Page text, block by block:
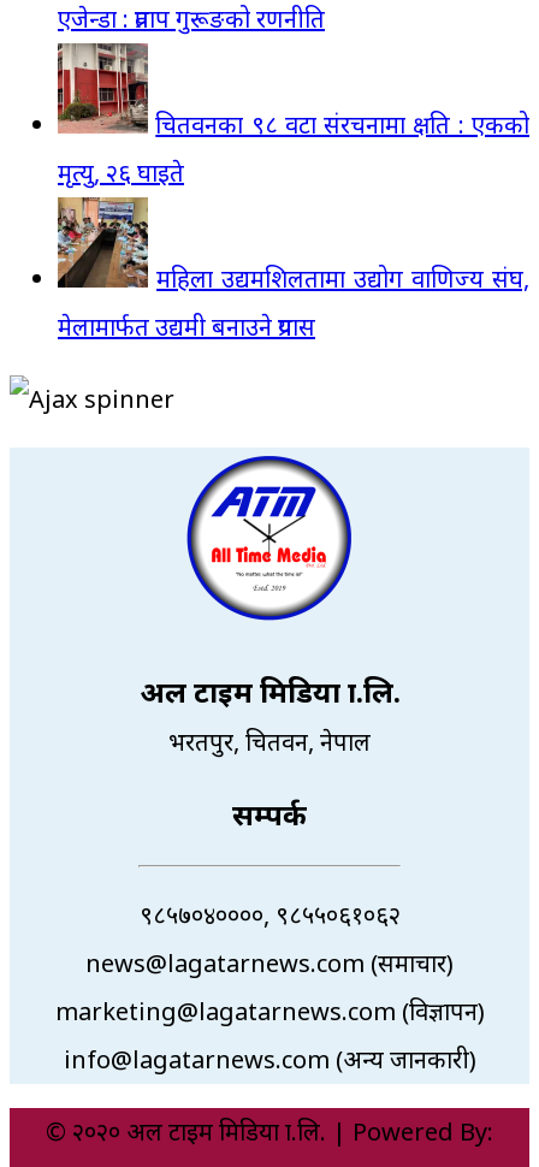
एजेन्डा : प्रताप गुरूङको रणनीति
चितवनका ९८ वटा संरचनामा क्षति : एकको
मृत्यु, २६ घाइते
महिला उद्यमशिलतामा उद्योग वाणिज्य संघ,
मेलामार्फत उद्यमी बनाउने प्रयास
अल टाइम मिडिया प्रा.लि.
भरतपुर, चितवन, नेपाल
सम्पर्क
९८५७०४००००, ९८५५०६१०६२
news@lagatarnews.com (समाचार)
marketing@lagatarnews.com (विज्ञापन)
info@lagatarnews.com (अन्य जानकारी)
© २०२० अल टाइम मिडिया प्रा.लि. | Powered By: